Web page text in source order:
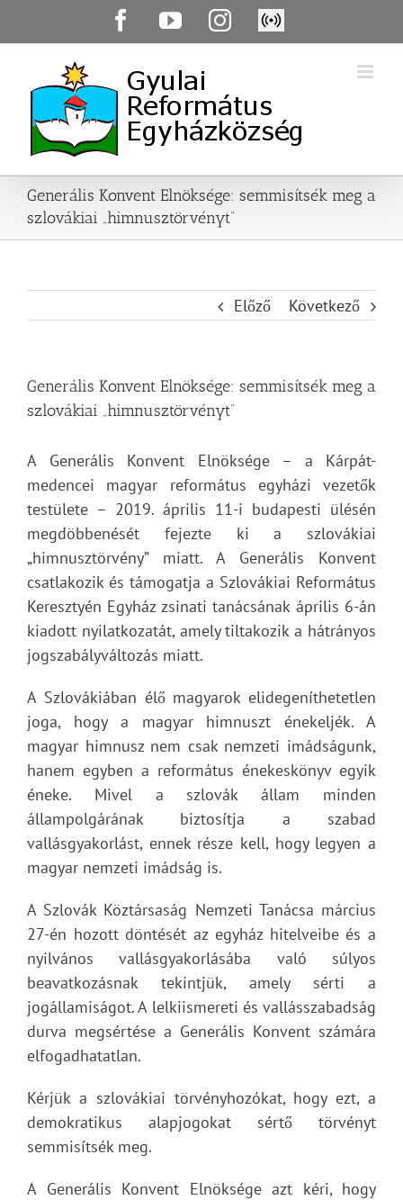
FacebookYouTubeInstagram
Élő
közvetítés
Generális Konvent Elnöksége: semmisítsék meg a
szlovákiai „himnusztörvényt”
Előző Következő
Generális Konvent Elnöksége: semmisítsék meg a
szlovákiai „himnusztörvényt”
A Generális Konvent Elnöksége – a Kárpát-
medencei magyar református egyházi vezetők
testülete – 2019. április 11-i budapesti ülésén
megdöbbenését fejezte ki a szlovákiai
„himnusztörvény” miatt. A Generális Konvent
csatlakozik és támogatja a Szlovákiai Református
Keresztyén Egyház zsinati tanácsának április 6-án
kiadott nyilatkozatát, amely tiltakozik a hátrányos
jogszabályváltozás miatt.
A Szlovákiában élő magyarok elidegeníthetetlen
joga, hogy a magyar himnuszt énekeljék. A
magyar himnusz nem csak nemzeti imádságunk,
hanem egyben a református énekeskönyv egyik
éneke. Mivel a szlovák állam minden
állampolgárának biztosítja a szabad
vallásgyakorlást, ennek része kell, hogy legyen a
magyar nemzeti imádság is.
A Szlovák Köztársaság Nemzeti Tanácsa március
27-én hozott döntését az egyház hitelveibe és a
nyilvános vallásgyakorlásába való súlyos
beavatkozásnak tekintjük, amely sérti a
jogállamiságot. A lelkiismereti és vallásszabadság
durva megsértése a Generális Konvent számára
elfogadhatatlan.
Kérjük a szlovákiai törvényhozókat, hogy ezt, a
demokratikus alapjogokat sértő törvényt
semmisítsék meg.
A Generális Konvent Elnöksége azt kéri, hogy